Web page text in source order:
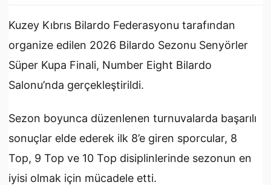
Kuzey Kıbrıs Bilardo Federasyonu tarafından
organize edilen 2026 Bilardo Sezonu Senyörler
Süper Kupa Finali, Number Eight Bilardo
Salonu’nda gerçekleştirildi.
Sezon boyunca düzenlenen turnuvalarda başarılı
sonuçlar elde ederek ilk 8’e giren sporcular, 8
Top, 9 Top ve 10 Top disiplinlerinde sezonun en
iyisi olmak için mücadele etti.